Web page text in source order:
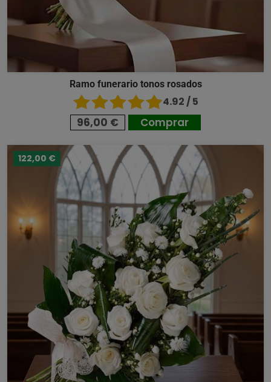
Ramo funerario tonos rosados
4.92 / 5
96,00 € Comprar
122,00 €